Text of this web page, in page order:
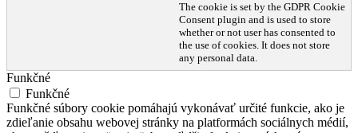
The cookie is set by the GDPR Cookie
Consent plugin and is used to store
whether or not user has consented to
the use of cookies. It does not store
any personal data.
Funkčné
Funkčné
Funkčné súbory cookie pomáhajú vykonávať určité funkcie, ako je
zdieľanie obsahu webovej stránky na platformách sociálnych médií,